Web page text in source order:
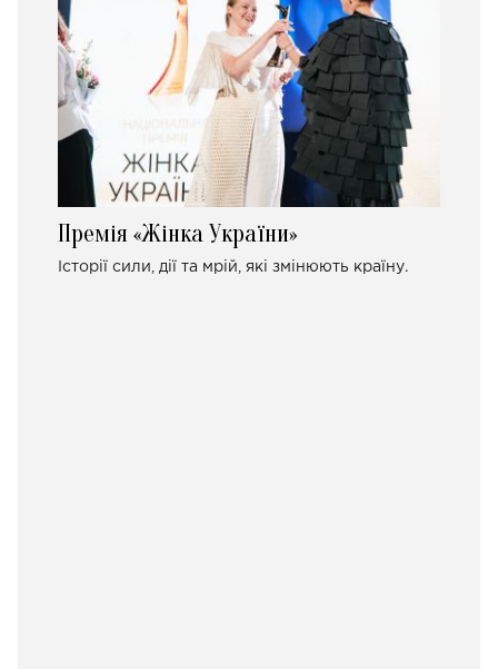
Премія «Жінка України»
Історії сили, дії та мрій, які змінюють країну.